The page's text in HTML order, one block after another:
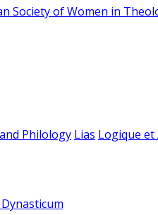
Society of Women in
Philology Lias Logique et